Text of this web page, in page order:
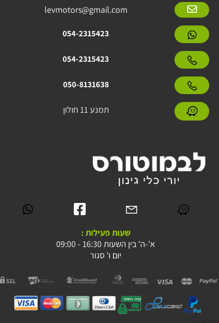
levmotors@gmail.com
054-2315423
054-2315423
050-8131638
תמנע 11 חולון
שעות פעילות :
א'-ה' בין השעות 16:30 - 09:00
יום ו' סגור